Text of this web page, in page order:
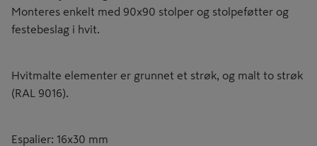
Monteres enkelt med 90x90 stolper og stolpeføtter og
festebeslag i hvit.
Hvitmalte elementer er grunnet et strøk, og malt to strøk
(RAL 9016).
Espalier: 16x30 mm